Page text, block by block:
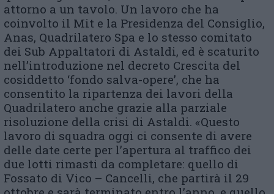
attorno a un tavolo. Un lavoro che ha
coinvolto il Mit e la Presidenza del Consiglio,
Anas, Quadrilatero Spa e lo stesso comitato
dei Sub Appaltatori di Astaldi, ed è scaturito
nell’introduzione nel decreto Crescita del
cosiddetto ‘fondo salva-opere’, che ha
consentito la ripartenza dei lavori della
Quadrilatero anche grazie alla parziale
risoluzione della crisi di Astaldi. «Questo
lavoro di squadra oggi ci consente di avere
delle date certe per l’apertura al traffico dei
due lotti rimasti da completare: quello di
Fossato di Vico – Cancelli, che partirà il 29